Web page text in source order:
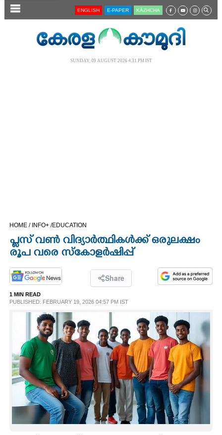
SECTIONS
OPINION
LIFESTYLE
SPIRITUAL
INFO+
ART
ENGLISH E-PAPER KĀZHCHA
SUNDAY, 09 AUGUST 2026 4.31 PM IST
HOME / INFO+ /EDUCATION
പ്ലസ് വൺ വിദ്യാർത്ഥികൾക്ക് ഒരുലക്ഷം
രൂപ വരെ സ്കോളർഷിപ്പ്
Share
1 MIN READ
PUBLISHED: FEBRUARY 19, 2026 04:57 PM IST